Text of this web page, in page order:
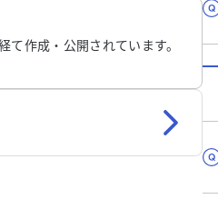
作成・公開されています。